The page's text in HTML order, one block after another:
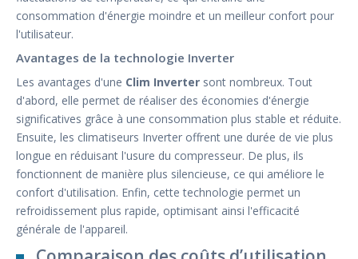
consommation d'énergie moindre et un meilleur confort pour
l'utilisateur.
Avantages de la technologie Inverter
Les avantages d'une Clim Inverter sont nombreux. Tout
d'abord, elle permet de réaliser des économies d'énergie
significatives grâce à une consommation plus stable et réduite.
Ensuite, les climatiseurs Inverter offrent une durée de vie plus
longue en réduisant l'usure du compresseur. De plus, ils
fonctionnent de manière plus silencieuse, ce qui améliore le
confort d'utilisation. Enfin, cette technologie permet un
refroidissement plus rapide, optimisant ainsi l'efficacité
générale de l'appareil.